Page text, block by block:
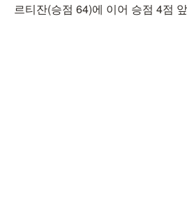
르티잔(승점 64)에 이어 승점 4점